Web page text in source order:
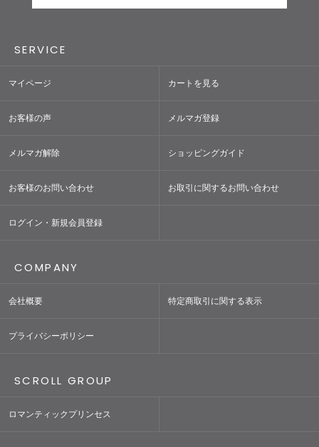
SERVICE
マイページ カートを見る
お客様の声 メルマガ登録
メルマガ解除 ショッピングガイド
お客様のお問い合わせ お取引に関するお問い合わせ
ログイン・新規会員登録
COMPANY
会社概要 特定商取引に関する表示
プライバシーポリシー
SCROLL GROUP
ロマンティックプリンセス